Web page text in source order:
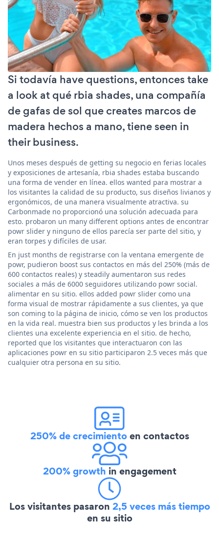
Si todavía have questions, entonces take
a look at qué rbia shades, una compañía
de gafas de sol que creates marcos de
madera hechos a mano, tiene seen in
their business.
Unos meses después de getting su negocio en ferias locales
y exposiciones de artesanía, rbia shades estaba buscando
una forma de vender en línea. ellos wanted para mostrar a
los visitantes la calidad de su producto, sus diseños livianos y
ergonómicos, de una manera visualmente atractiva. su
Carbonmade no proporcionó una solución adecuada para
esto. probaron un many different options antes de encontrar
powr slider y ninguno de ellos parecía ser parte del sitio, y
eran torpes y difíciles de usar.
En just months de registrarse con la ventana emergente de
powr, pudieron boost sus contactos en más del 250% (más de
600 contactos reales) y steadily aumentaron sus redes
sociales a más de 6000 seguidores utilizando powr social.
alimentar en su sitio. ellos added powr slider como una
forma visual de mostrar rápidamente a sus clientes, ya que
son coming to la página de inicio, cómo se ven los productos
en la vida real. muestra bien sus productos y les brinda a los
clientes una excelente experiencia en el sitio. de hecho,
reported que los visitantes que interactuaron con las
aplicaciones powr en su sitio participaron 2.5 veces más que
cualquier otra persona en su sitio.
250% de crecimientoen contactos
200% growth in engagement
Los visitantes pasaron 2,5 veces más tiempo
en su sitio